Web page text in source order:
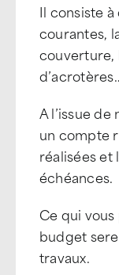
Il consiste
courantes,
couverture,
A l’issue
un compte
réalisées et
échéances.
Ce qui
budget
travaux.